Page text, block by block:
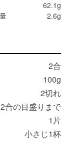
62.1g
2.6g
2合
100g
2切れ
2合の目盛りまで
1片
小さじ1杯